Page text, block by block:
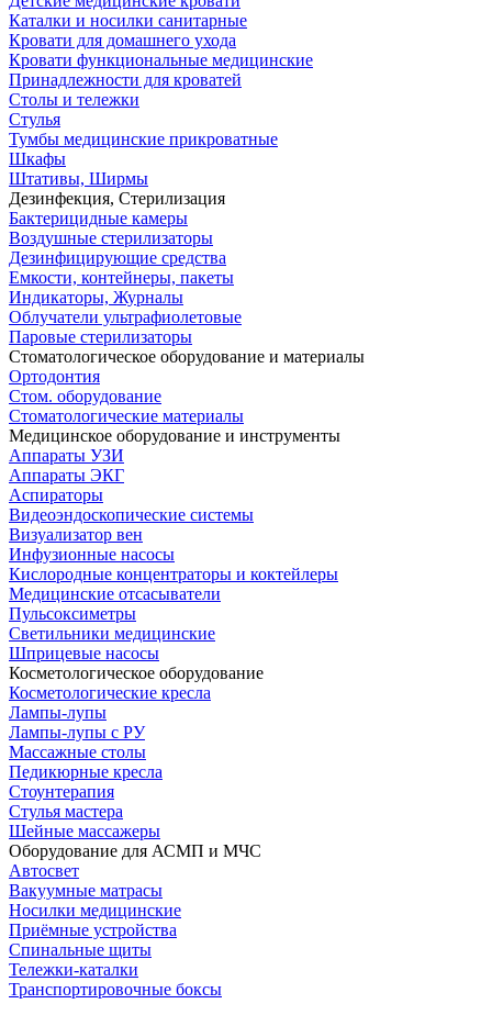
Каталки и носилки санитарные
Кровати для домашнего ухода
Кровати функциональные медицинские
Принадлежности для кроватей
Столы и тележки
Стулья
Тумбы медицинские прикроватные
Шкафы
Штативы, Ширмы
Дезинфекция, Стерилизация
Бактерицидные камеры
Воздушные стерилизаторы
Дезинфицирующие средства
Емкости, контейнеры, пакеты
Индикаторы, Журналы
Облучатели ультрафиолетовые
Паровые стерилизаторы
Стоматологическое оборудование и материалы
Ортодонтия
Стом. оборудование
Стоматологические материалы
Медицинское оборудование и инструменты
Аппараты УЗИ
Аппараты ЭКГ
Аспираторы
Видеоэндоскопические системы
Визуализатор вен
Инфузионные насосы
Кислородные концентраторы и коктейлеры
Медицинские отсасыватели
Пульсоксиметры
Светильники медицинские
Шприцевые насосы
Косметологическое оборудование
Косметологические кресла
Лампы-лупы
Лампы-лупы с РУ
Массажные столы
Педикюрные кресла
Стоунтерапия
Стулья мастера
Шейные массажеры
Оборудование для АСМП и МЧС
Автосвет
Вакуумные матрасы
Носилки медицинские
Приёмные устройства
Спинальные щиты
Тележки-каталки
Транспортировочные боксы